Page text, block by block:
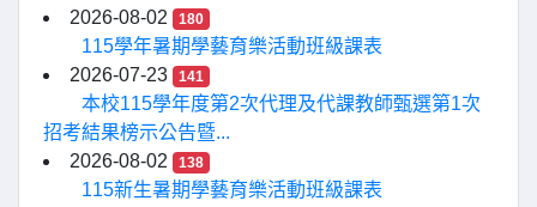
2026-08-02
180
115學年暑期學藝育樂活動班級課表
2026-07-23
141
本校115學年度第2次代理及代課教師甄選第1次
招考結果榜示公告暨...
2026-08-02
138
115新生暑期學藝育樂活動班級課表